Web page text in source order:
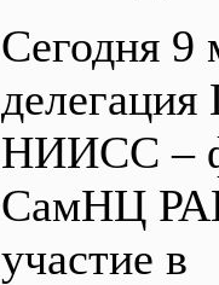
Сегодня 9
НИИСС –
СамНЦ
участие в